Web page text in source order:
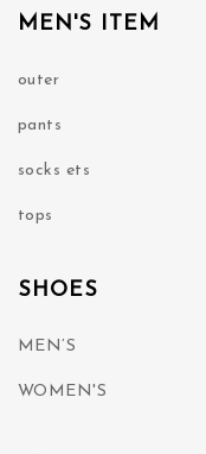
MEN'S ITEM
outer
pants
socks ets
tops
SHOES
MEN’S
WOMEN'S